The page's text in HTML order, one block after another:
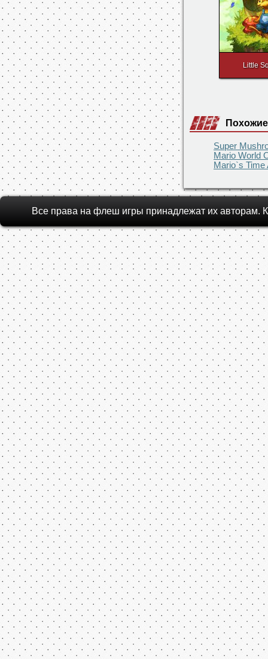
Super
Mario World
Mario`s
Все права на флеш игры принадлежат их